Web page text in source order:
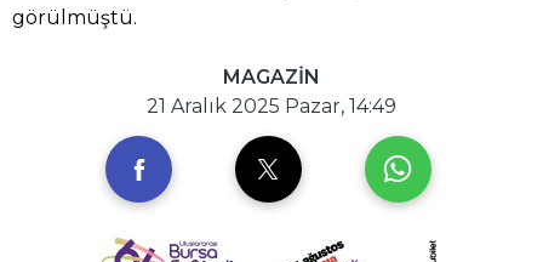
görülmüştü.
MAGAZİN
21 Aralık 2025 Pazar, 14:49